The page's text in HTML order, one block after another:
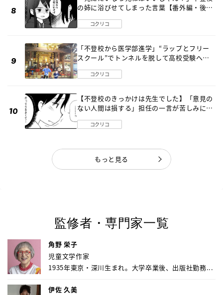
の姉に浴びせてしまった言葉【番外編・後
コクリコ
「不登校から医学部進学」“ラップとフリー
スクール”でトンネルを脱して高校受験へ
コクリコ
【不登校のきっかけは先生でした】「意見の
ない人間は損する」担任の一言が苦しみに…
コクリコ
もっと見る
監修者・専門家一覧
角野 栄子
児童文学作家
1935年東京・深川生まれ。大学卒業後、出版社勤務...
伊佐 久美